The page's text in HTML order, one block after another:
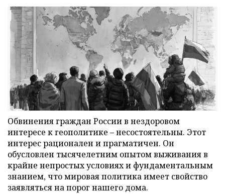
Обвинения граждан России в нездоровом
интересе к геополитике – несостоятельны. Этот
интерес рационален и прагматичен. Он
обусловлен тысячелетним опытом выживания в
крайне непростых условиях и фундаментальным
знанием, что мировая политика имеет свойство
заявляться на порог нашего дома.